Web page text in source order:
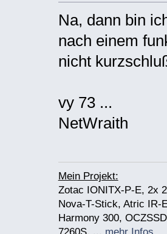
Na, dann bin
nach einem
nicht
vy 73 ...
NetWraith
Mein Projekt:
Zotac IONITX-P-E, 2x
Nova-T-Stick, Atric IR-
Harmony 300,